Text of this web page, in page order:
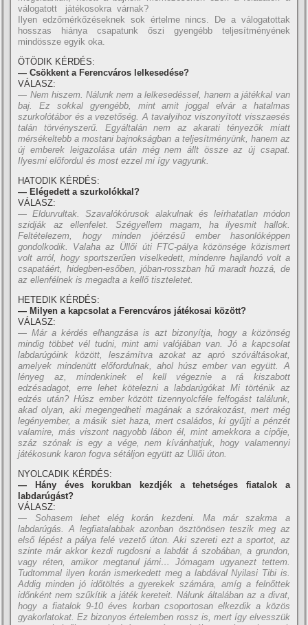
válogatott játékosokra várnak?
Ilyen edzőmérkőzéseknek sok értelme nincs. De a válogatottak
hosszas hiánya csapatunk őszi gyengébb teljesí­tményének
mindössze egyik oka.
ÖTÖDIK KÉRDÉS:
— Csökkent a Ferencváros lelkesedése?
VÁLASZ:
— Nem hiszem. Nálunk nem a lelkesedéssel, hanem a játékkal van
baj. Ez sokkal gyengébb, mint amit joggal elvár a hatalmas
szurkolótábor és a vezetőség. A tavalyihoz viszonyí­tott visszaesés
talán törvényszerű. Egyáltalán nem az akarati tényezők miatt
mérsékeltebb a mostani bajnokságban a teljesí­tményünk, hanem az
új emberek leigazolása után még nem állt össze az új csapat.
Ilyesmi előfordul és most ezzel mi í­gy vagyunk.
HATODIK KÉRDÉS:
— Elégedett a szurkolókkal?
VÁLASZ:
— Eldurvultak. Szavalókórusok alakulnak és leí­rhatatlan módon
szidják az ellenfelet. Szégyellem magam, ha ilyesmit hallok.
Feltételezem, hogy minden jóérzésű ember hasonlóképpen
gondolkodik. Valaha az Üllői úti FTC-pálya közönsége közismert
volt arról, hogy sportszerűen viselkedett, mindenre hajlandó volt a
csapatáért, hidegben-esőben, jóban-rosszban hű maradt hozzá, de
az ellenfélnek is megadta a kellő tiszteletet.
HETEDIK KÉRDÉS:
— Milyen a kapcsolat a Ferencváros játékosai között?
VÁLASZ:
— Már a kérdés elhangzása is azt bizonyí­tja, hogy a közönség
mindig többet vél tudni, mint ami valójában van. Jó a kapcsolat
labdarúgóink között, leszámí­tva azokat az apró szóváltásokat,
amelyek mindenütt előfordulnak, ahol húsz ember van együtt. A
lényeg az, mindenkinek el kell végeznie a rá kiszabott
edzésadagot, erre lehet kötelezni a labdarúgókat Mi történik az
edzés után? Húsz ember között tizennyolcféle felfogást találunk,
akad olyan, aki megengedheti magának a szórakozást, mert még
legényember, a másik siet haza, mert családos, ki gyűjti a pénzét
valamire, más viszont nagyobb lábon él, mint amekkora a cipője,
száz szónak is egy a vége, nem kí­vánhatjuk, hogy valamennyi
játékosunk karon fogva sétáljon együtt az Üllői úton.
NYOLCADIK KÉRDÉS:
— Hány éves korukban kezdjék a tehetséges fiatalok a
labdarúgást?
VÁLASZ:
— Sohasem lehet elég korán kezdeni. Ma már szakma a
labdarúgás. A legfiatalabbak azonban ösztönösen teszik meg az
első lépést a pálya felé vezető úton. Aki szereti ezt a sportot, az
szinte már akkor kezdi rugdosni a labdát á szobában, a grundon,
vagy réten, amikor megtanul járni… Jómagam ugyanezt tettem.
Tudtommal ilyen korán ismerkedett meg a labdával Nyilasi Tibi is.
Addig minden jó időtöltés a gyerekek számára, amí­g a felnőttek
időnként nem szűkí­tik a játék kereteit. Nálunk általában az a divat,
hogy a fiatalok 9-10 éves korban csoportosan elkezdik a közös
gyakorlatokat. Ez bizonyos értelemben rossz is, mert í­gy elvesszük